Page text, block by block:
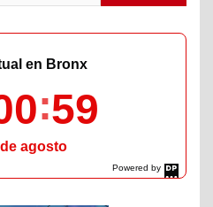
Powered by
DaysPedia.com
en Bronx
00
agosto